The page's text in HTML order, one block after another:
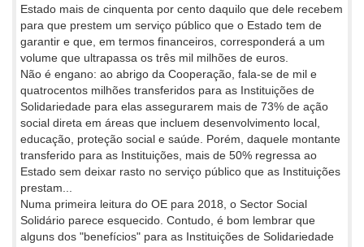
Estado mais de cinquenta por cento daquilo que dele recebem
para que prestem um serviço público que o Estado tem de
garantir e que, em termos financeiros, corresponderá a um
volume que ultrapassa os três mil milhões de euros.
Não é engano: ao abrigo da Cooperação, fala-se de mil e
quatrocentos milhões transferidos para as Instituições de
Solidariedade para elas assegurarem mais de 73% de ação
social direta em áreas que incluem desenvolvimento local,
educação, proteção social e saúde. Porém, daquele montante
transferido para as Instituições, mais de 50% regressa ao
Estado sem deixar rasto no serviço público que as Instituições
prestam...
Numa primeira leitura do OE para 2018, o Sector Social
Solidário parece esquecido. Contudo, é bom lembrar que
alguns dos "benefícios" para as Instituições de Solidariedade